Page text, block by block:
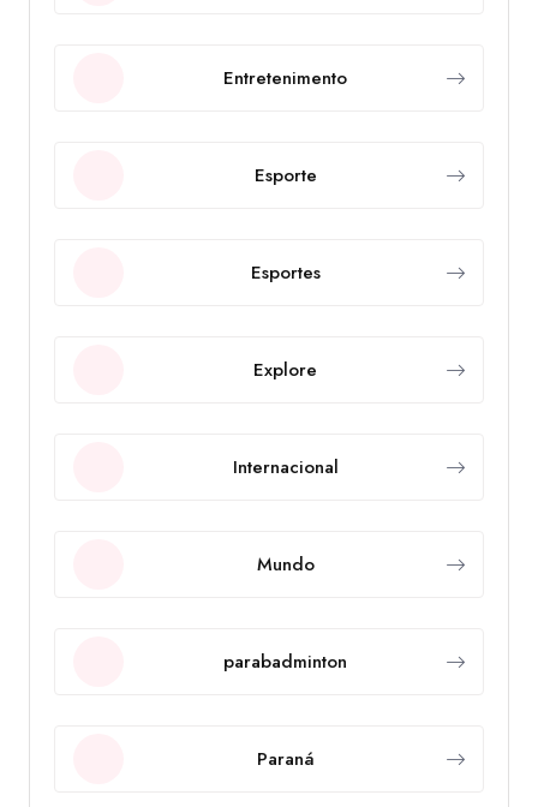
Entretenimento
Esporte
Esportes
Explore
Internacional
Mundo
parabadminton
Paraná